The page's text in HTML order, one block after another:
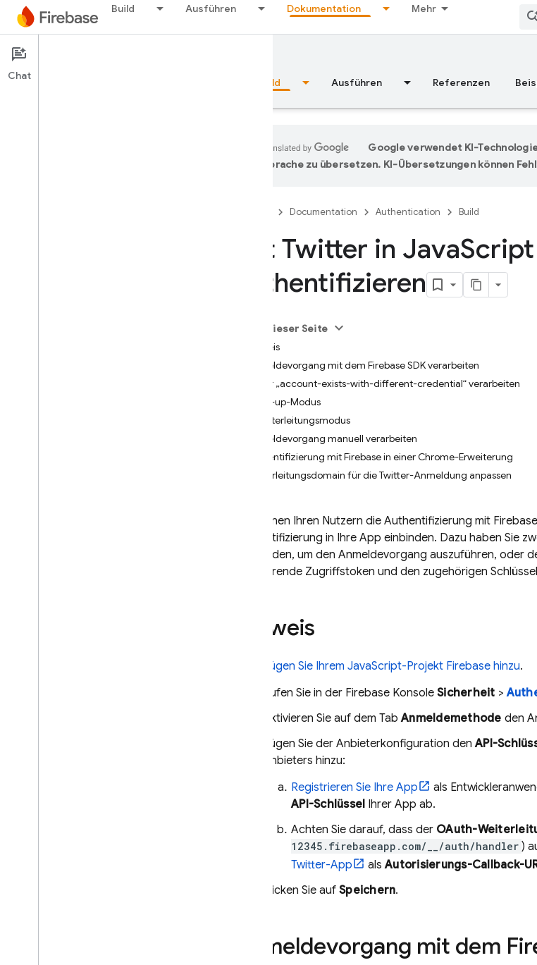
Build Ausführen Dokumentation Mehr
Documentation
Übersicht Build Ausführen Referenzen
Google verwendet KI-
Sprache zu übersetzen. KI-Übersetzungen können
Documentation Authentication Build
Mit Twitter in JavaScript
authentifizieren
Auf dieser Seite
Hinweis
Anmeldevorgang mit dem Firebase SDK verarbeiten
Fehler „account-exists-with-different-credential“ verarbeiten
Pop-up-Modus
Weiterleitungsmodus
Anmeldevorgang manuell verarbeiten
Authentifizierung mit Firebase in einer Chrome-Erweiterung
Weiterleitungsdomain für die Twitter-Anmeldung anpassen
Sie können Ihren Nutzern die Authentifizierung mit
Authentifizierung in Ihre App einbinden. Dazu haben Sie
verwenden, um den Anmeldevorgang auszuführen, oder
resultierende Zugriffstoken und den zugehörigen
Hinweis
Fügen Sie Ihrem JavaScript-Projekt Firebase hinzu.
Rufen Sie in der Firebase Konsole Sicherheit >
Aktivieren Sie auf dem TabAnmeldemethode den
Fügen Sie der Anbieterkonfiguration denAPI-
Anbieters hinzu:
Registrieren Sie Ihre App
als
API-Schlüssel Ihrer App ab.
Achten Sie darauf, dass der OAuth-
12345.firebaseapp.com/__/auth/handler )
Twitter-App
alsAutorisierungs-Callback-
Klicken Sie auf Speichern.
Anmeldevorgang mit dem
Chat